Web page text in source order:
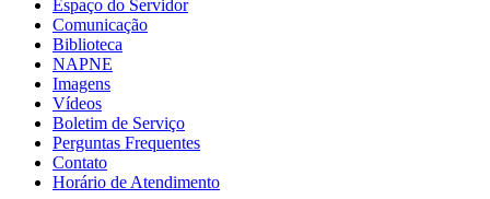
Espaço do Servidor
Comunicação
Biblioteca
NAPNE
Imagens
Vídeos
Boletim de Serviço
Perguntas Frequentes
Contato
Horário de Atendimento